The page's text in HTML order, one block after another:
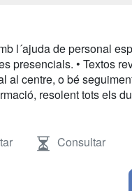
l´ajuda de personal
presencials. • Textos
al centre, o bé
resolent tots els
Consultar